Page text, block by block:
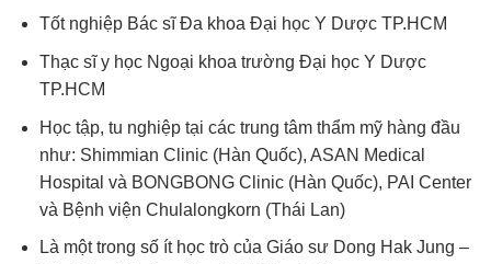
Tốt nghiệp Bác sĩ Đa khoa Đại học Y Dược TP.HCM
Thạc sĩ y học Ngoại khoa trường Đại học Y Dược
TP.HCM
Học tập, tu nghiệp tại các trung tâm thẩm mỹ hàng đầu
như: Shimmian Clinic (Hàn Quốc), ASAN Medical
Hospital và BONGBONG Clinic (Hàn Quốc), PAI Center
và Bệnh viện Chulalongkorn (Thái Lan)
Là một trong số ít học trò của Giáo sư Dong Hak Jung –